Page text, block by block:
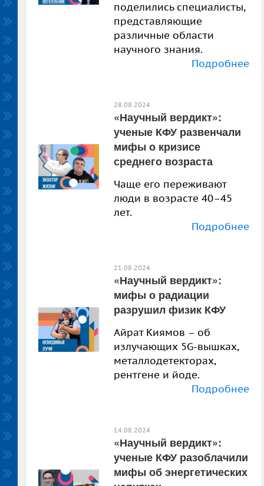
поделились специалисты,
представляющие
различные области
научного знания.
Подробнее
28.08.2024
«Научный вердикт»:
ученые КФУ развенчали
мифы о кризисе
среднего возраста
Чаще его переживают
люди в возрасте 40–45
лет.
Подробнее
21.08.2024
«Научный вердикт»:
мифы о радиации
разрушил физик КФУ
Айрат Киямов – об
излучающих 5G-вышках,
металлодетекторах,
рентгене и йоде.
Подробнее
14.08.2024
«Научный вердикт»:
ученые КФУ разоблачили
мифы об энергетических